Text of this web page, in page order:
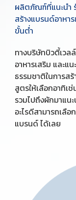
ผลิตภัณฑ์ที่แนะนำ
สร้างแบรนด์อาหา
ขั้นต่ำ
ทางบริษัทบิวตี้เวล
อาหารเสริม และแ
ธรรมชาติในการส
สูตรให้เลือกอาทิเ
รวมไปถึงผักมาแน
อะไรดีสามารถเลื
แบรนด์ ได้เลย